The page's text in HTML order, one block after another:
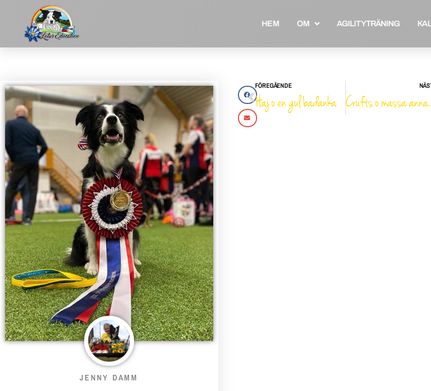
HEM OM AGILITYTRÄNING
JENNY DAMM
FÖREGÅENDE
Haj o en gul badanka Crufts o